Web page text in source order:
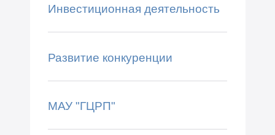
Инвестиционная деятельность
Развитие конкуренции
МАУ "ГЦРП"